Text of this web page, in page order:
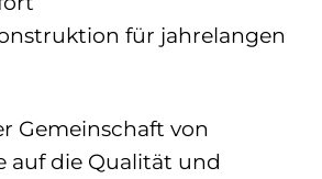
für jahrelangen
Gemeinschaft von
auf die Qualität und